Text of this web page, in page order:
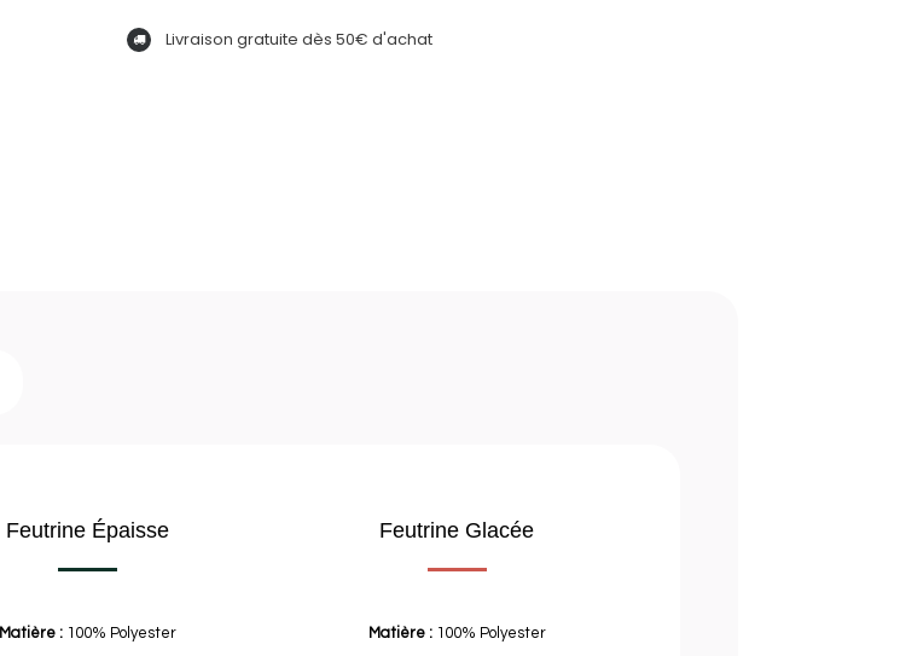
Livraison gratuite dès 50€ d'achat
Feutrine Épaisse
Matière : 100% Polyester
Feutrine Glacée
Matière :100% Polyester